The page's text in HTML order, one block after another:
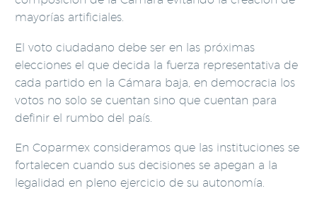
mayorías artificiales.
El voto ciudadano debe ser en las próximas
elecciones el que decida la fuerza representativa de
cada partido en la Cámara baja, en democracia los
votos no solo se cuentan sino que cuentan para
definir el rumbo del país.
En Coparmex consideramos que las instituciones se
fortalecen cuando sus decisiones se apegan a la
legalidad en pleno ejercicio de su autonomía.